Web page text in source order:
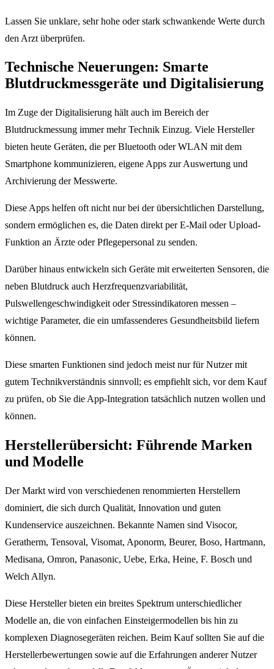
Lassen Sie unklare, sehr hohe oder stark schwankende Werte durch
den Arzt überprüfen.
Technische Neuerungen: Smarte
Blutdruckmessgeräte und Digitalisierung
Im Zuge der Digitalisierung hält auch im Bereich der
Blutdruckmessung immer mehr Technik Einzug. Viele Hersteller
bieten heute Geräten, die per Bluetooth oder WLAN mit dem
Smartphone kommunizieren, eigene Apps zur Auswertung und
Archivierung der Messwerte.
Diese Apps helfen oft nicht nur bei der übersichtlichen Darstellung,
sondern ermöglichen es, die Daten direkt per E-Mail oder Upload-
Funktion an Ärzte oder Pflegepersonal zu senden.
Darüber hinaus entwickeln sich Geräte mit erweiterten Sensoren, die
neben Blutdruck auch Herzfrequenzvariabilität,
Pulswellengeschwindigkeit oder Stressindikatoren messen –
wichtige Parameter, die ein umfassenderes Gesundheitsbild liefern
können.
Diese smarten Funktionen sind jedoch meist nur für Nutzer mit
gutem Technikverständnis sinnvoll; es empfiehlt sich, vor dem Kauf
zu prüfen, ob Sie die App-Integration tatsächlich nutzen wollen und
können.
Herstellerübersicht: Führende Marken
und Modelle
Der Markt wird von verschiedenen renommierten Herstellern
dominiert, die sich durch Qualität, Innovation und guten
Kundenservice auszeichnen. Bekannte Namen sind Visocor,
Geratherm, Tensoval, Visomat, Aponorm, Beurer, Boso, Hartmann,
Medisana, Omron, Panasonic, Uebe, Erka, Heine, F. Bosch und
Welch Allyn.
Diese Hersteller bieten ein breites Spektrum unterschiedlicher
Modelle an, die von einfachen Einsteigermodellen bis hin zu
komplexen Diagnosegeräten reichen. Beim Kauf sollten Sie auf die
Herstellerbewertungen sowie auf die Erfahrungen anderer Nutzer